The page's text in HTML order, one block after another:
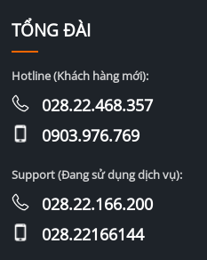
TỔNG ĐÀI
Hotline (Khách hàng mới):
028.22.468.357
0903.976.769
Support (Đang sử dụng dịch vụ):
028.22.166.200
028.22166144